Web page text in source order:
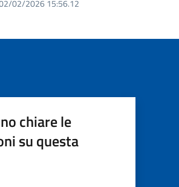
02/2026 15:56.12
chiare le
su questa